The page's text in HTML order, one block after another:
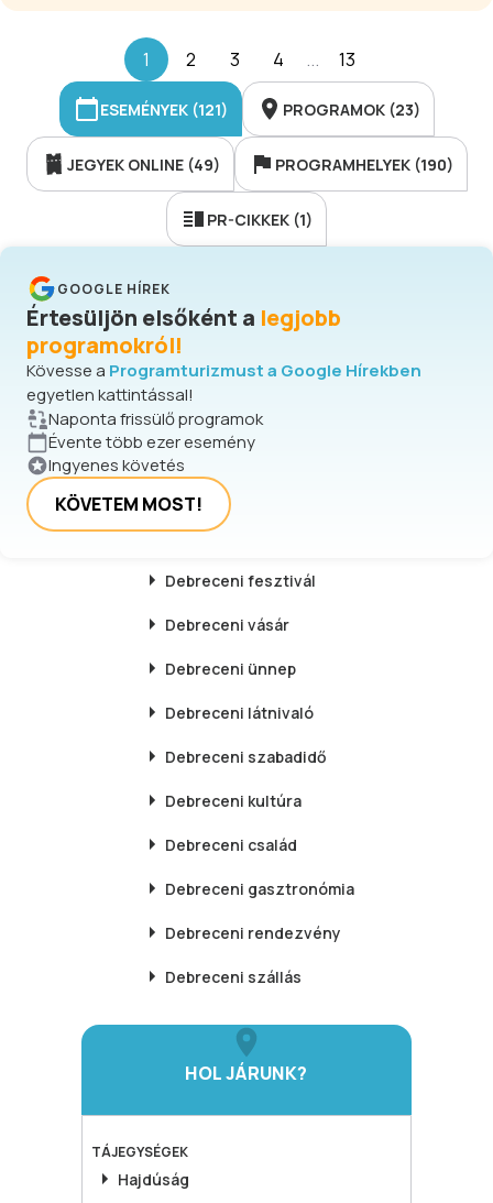
tudásukat látványos futamokon. A
Debrecen salakmotorpályáján
megrendezett versenyek garantált
adrenalint és felejthetetlen élményt
kínálnak minden korosztálynak.
1 2 3 4 ... 13
ESEMÉNYEK (121) PROGRAMOK (23)
JEGYEK ONLINE (49) PROGRAMHELYEK (190)
PR-CIKKEK (1)
GOOGLE HÍREK
Értesüljön elsőként a legjobb
programokról!
Kövesse a Programturizmust a Google Hírekben
egyetlen kattintással!
Naponta frissülő programok
Évente több ezer esemény
Ingyenes követés
KÖVETEM MOST!
Debreceni fesztivál
Debreceni vásár
Debreceni ünnep
Debreceni látnivaló
Debreceni szabadidő
Debreceni kultúra
Debreceni család
Debreceni gasztronómia
Debreceni rendezvény
Debreceni szállás
HOL JÁRUNK?
TÁJEGYSÉGEK
Hajdúság